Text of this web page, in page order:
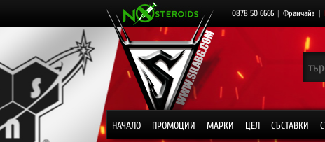
0878 50 6666 | Франчайз |
НАЧАЛО ПРОМОЦИИ МАРКИ ЦЕЛ СЪСТАВКИ